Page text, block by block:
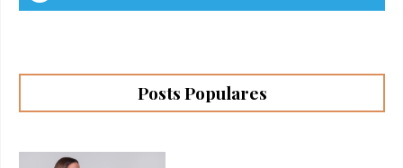
Posts Populares